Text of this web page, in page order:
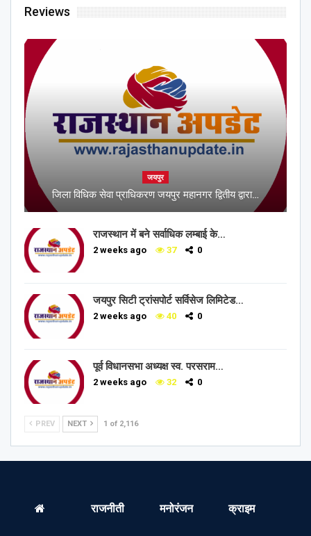
Reviews
जयपुर
जिला विधिक सेवा प्राधिकरण जयपुर महानगर द्वितीय द्वारा…
राजस्थान में बने सर्वाधिक लम्बाई के…
2 weeks ago 37 0
जयपुर सिटी ट्रांसपोर्ट सर्विसेज लिमिटेड…
2 weeks ago 40 0
पूर्व विधानसभा अध्यक्ष स्व. परसराम…
2 weeks ago 32 0
PREV NEXT 1 of 2,116
राजनीती मनोरंजन क्राइम